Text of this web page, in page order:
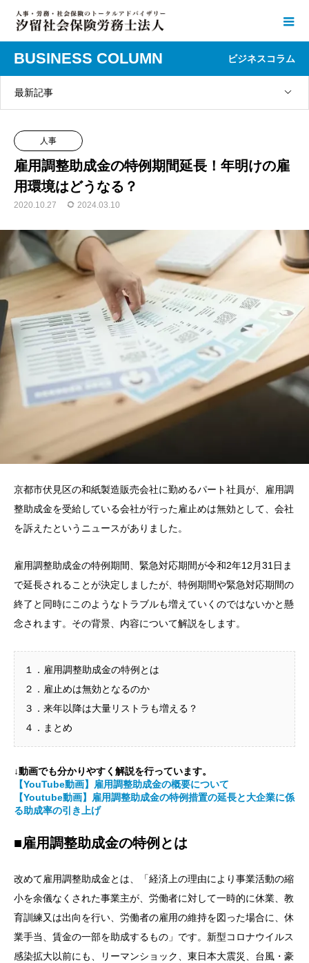
BUSINESS COLUMN ビジネスコラム
最新記事
人事
雇用調整助成金の特例期間延長！年明けの雇
用環境はどうなる？
2020.10.27 2024.03.10
京都市伏見区の和紙製造販売会社に勤めるパート社員が、雇用調
整助成金を受給している会社が行った雇止めは無効として、会社
を訴えたというニュースがありました。
雇用調整助成金の特例期間、緊急対応期間が令和2年12月31日ま
で延長されることが決定しましたが、特例期間や緊急対応期間の
終了と同時にこのようなトラブルも増えていくのではないかと懸
念されます。その背景、内容について解説をします。
１．雇用調整助成金の特例とは
２．雇止めは無効となるのか
３．来年以降は大量リストラも増える？
４．まとめ
↓動画でも分かりやすく解説を行っています。
【YouTube動画】雇用調整助成金の概要について
【Youtube動画】雇用調整助成金の特例措置の延長と大企業に係
る助成率の引き上げ
■雇用調整助成金の特例とは
改めて雇用調整助成金とは、「経済上の理由により事業活動の縮
小を余儀なくされた事業主が、労働者に対して一時的に休業、教
育訓練又は出向を行い、労働者の雇用の維持を図った場合に、休
業手当、賃金の一部を助成するもの」です。新型コロナウイルス
感染拡大以前にも、リーマンショック、東日本大震災、台風・豪